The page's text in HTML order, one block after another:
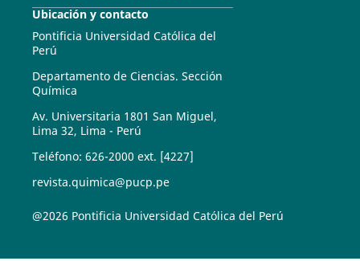
Ubicación y contacto
Pontificia Universidad Católica del
Perú
Departamento de Ciencias. Sección
Química
Av. Universitaria 1801 San Miguel,
Lima 32, Lima - Perú
Teléfono: 626-2000 ext. [4227]
revista.quimica@pucp.pe
@2026 Pontificia Universidad Católica del Perú